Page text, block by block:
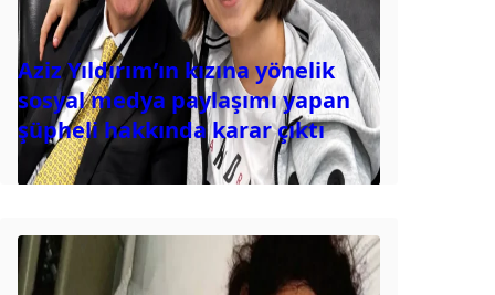
Aziz Yıldırım’ın kızına yönelik
sosyal medya paylaşımı yapan
şüpheli hakkında karar çıktı